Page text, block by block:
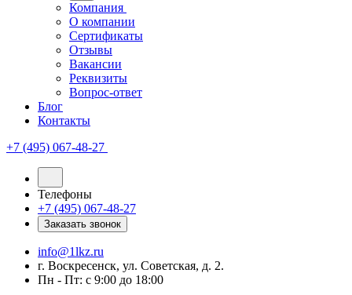
Компания
О компании
Сертификаты
Отзывы
Вакансии
Реквизиты
Вопрос-ответ
Блог
Контакты
+7 (495) 067-48-27
Телефоны
+7 (495) 067-48-27
Заказать звонок
info@1lkz.ru
г. Воскресенск, ул. Советская, д. 2.
Пн - Пт: с 9:00 до 18:00